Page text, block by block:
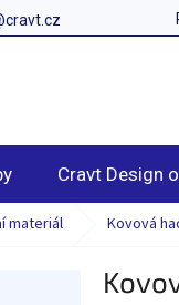
Cravt Design
materiál Kovová